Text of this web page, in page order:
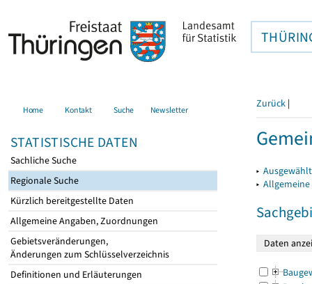
Home Kontakt Suche Newsletter
STATISTISCHE DATEN
Sachliche Suche
Regionale Suche
Kürzlich bereitgestellte Daten
Allgemeine Angaben, Zuordnungen
Gebietsveränderungen,
Änderungen zum Schlüsselverzeichnis
Definitionen und Erläuterungen
Zurück |
▸
▸